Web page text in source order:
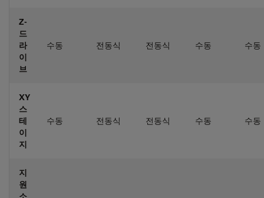
Z-
드
라
이
브
수동 전동식 전동식 수동 수동
XY
스
테
이
지
수동 전동식 전동식 수동 수동
지
원